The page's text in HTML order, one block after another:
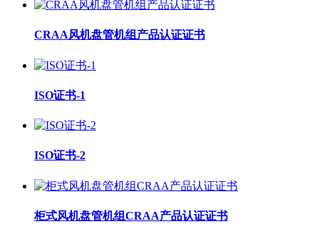
CRAA风机盘管机组产品认证证书
ISO证书-1
ISO证书-2
柜式风机盘管机组CRAA产品认证证书